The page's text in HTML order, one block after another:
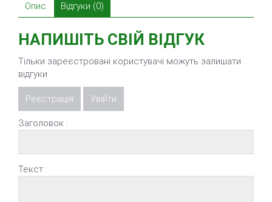
Опис Відгуки (0)
НАПИШІТЬ СВІЙ ВІДГУК
Тільки зареєстровані користувачі можуть залишати
відгуки
Реєстрація Увійти
Заголовок :
Текст :